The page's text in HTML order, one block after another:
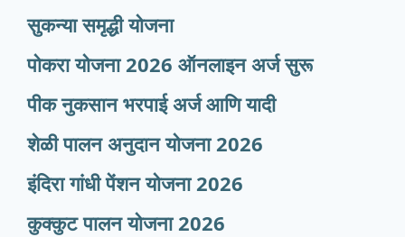
सुकन्या समृद्धी योजना
पोकरा योजना 2026 ऑनलाइन अर्ज सुरू
पीक नुकसान भरपाई अर्ज आणि यादी
शेळी पालन अनुदान योजना 2026
इंदिरा गांधी पेंशन योजना 2026
कुक्कुट पालन योजना 2026